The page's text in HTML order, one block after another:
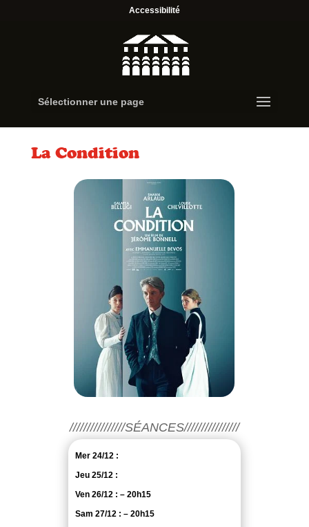
Accessibilité
Sélectionner une page
La Condition
////////////////SÉANCES////////////////
Mer 24/12 :
Jeu 25/12 :
Ven 26/12 : – 20h15
Sam 27/12 : – 20h15